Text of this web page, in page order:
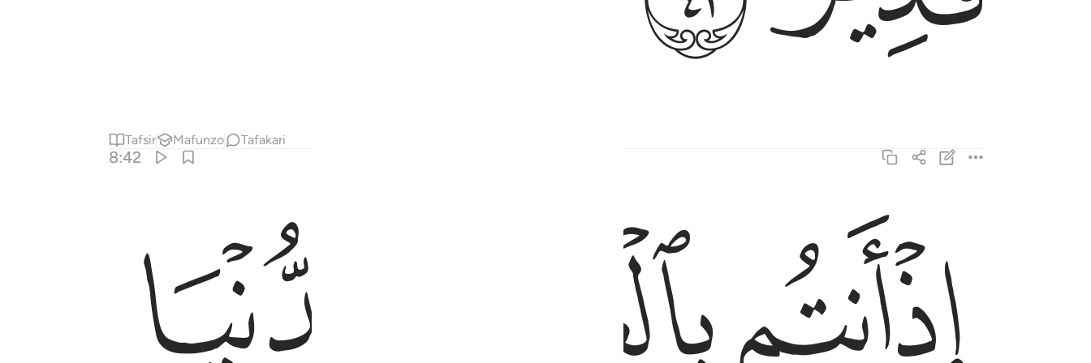
Tafsir Mafunzo Tafakari
8:42
اذ انتم بالعدوة الدنيا وهم بالعدوة القصوى والركب اسفل منكم ولو تواعدتم لاختلفتم في الميعاد ولاكن ليقضي الله امرا كان مفعولا ليهلك من هلك عن بينة ويحيى من حي عن بينة وان الله
إِذْ أَنتُم بِٱلْعُدْوَةِ ٱلدُّنْيَا وَهُم بِٱلْعُدْوَةِ ٱلْقُصْوَىٰ وَٱلرَّكْبُ أَسْفَلَ مِنكُمْ ۚ وَلَوْ تَوَاعَدتُّمْ لَٱخْتَلَفْتُمْ فِى ٱلْمِيعَـٰدِ ۙ وَلَـٰكِن لِّيَقْضِىَ ٱللَّهُ أَمْرًۭا كَانَ مَفْعُولًۭا لِّيَهْلِكَ مَنْ هَلَكَ عَنۢ بَيِّنَةٍۢ وَيَحْيَىٰ
ﱥﱦﱧ ﱨ